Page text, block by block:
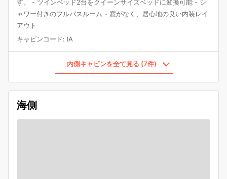
す。 - ツインベッド2台をクイーンサイズベッドに変換可能 - シ
ャワー付きのフルバスルーム - 窓がなく、居心地の良い内装レイ
アウト
キャビンコード: IA
内側キャビンを全て見る (7件)
海側